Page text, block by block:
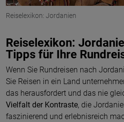
Reiselexikon: Jordanien
Reiselexikon:
Tipps für Ihre
Wenn Sie Rundreisen nach
Sie Reisen in ein Land
das herausfordert und das nie
Vielfalt der Kontraste, die
faszinierend und erlebnisreich